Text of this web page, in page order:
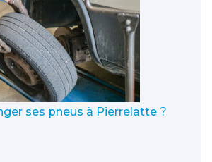
ses pneus à Pierrelatte ?